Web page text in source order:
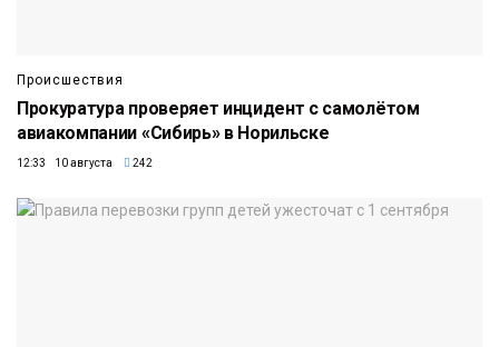
Происшествия
Прокуратура проверяет инцидент с самолётом
авиакомпании «Сибирь» в Норильске
12:33 10 августа 242